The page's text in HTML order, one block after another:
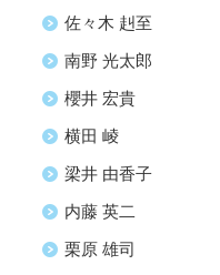
佐々木 赳至
南野 光太郎
櫻井 宏貴
横田 崚
梁井 由香子
内藤 英二
栗原 雄司